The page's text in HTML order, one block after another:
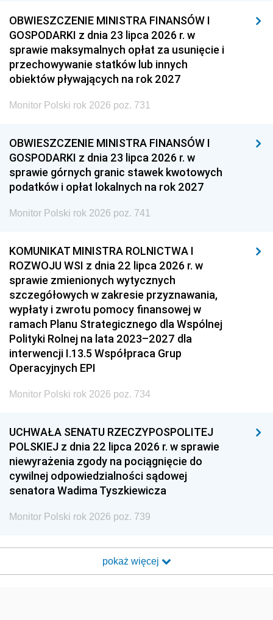
OBWIESZCZENIE MINISTRA FINANSÓW I
GOSPODARKI z dnia 23 lipca 2026 r. w
sprawie maksymalnych opłat za usunięcie i
przechowywanie statków lub innych
obiektów pływających na rok 2027
Monitor Polski rok 2026 poz. 731
OBWIESZCZENIE MINISTRA FINANSÓW I
GOSPODARKI z dnia 23 lipca 2026 r. w
sprawie górnych granic stawek kwotowych
podatków i opłat lokalnych na rok 2027
Monitor Polski rok 2026 poz. 741
KOMUNIKAT MINISTRA ROLNICTWA I
ROZWOJU WSI z dnia 22 lipca 2026 r. w
sprawie zmienionych wytycznych
szczegółowych w zakresie przyznawania,
wypłaty i zwrotu pomocy finansowej w
ramach Planu Strategicznego dla Wspólnej
Polityki Rolnej na lata 2023–2027 dla
interwencji I.13.5 Współpraca Grup
Operacyjnych EPI
Monitor Polski rok 2026 poz. 734
UCHWAŁA SENATU RZECZYPOSPOLITEJ
POLSKIEJ z dnia 22 lipca 2026 r. w sprawie
niewyrażenia zgody na pociągnięcie do
cywilnej odpowiedzialności sądowej
senatora Wadima Tyszkiewicza
Monitor Polski rok 2026 poz. 739
pokaż więcej